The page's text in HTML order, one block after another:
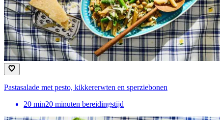
Pastasalade met pesto, kikkererwten en sperziebonen
20 min20 minuten bereidingstijd